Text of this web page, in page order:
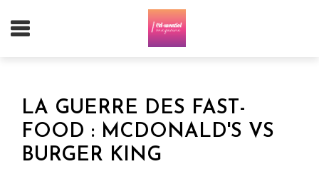
LA GUERRE DES FAST-
FOOD : MCDONALD'S VS
BURGER KING